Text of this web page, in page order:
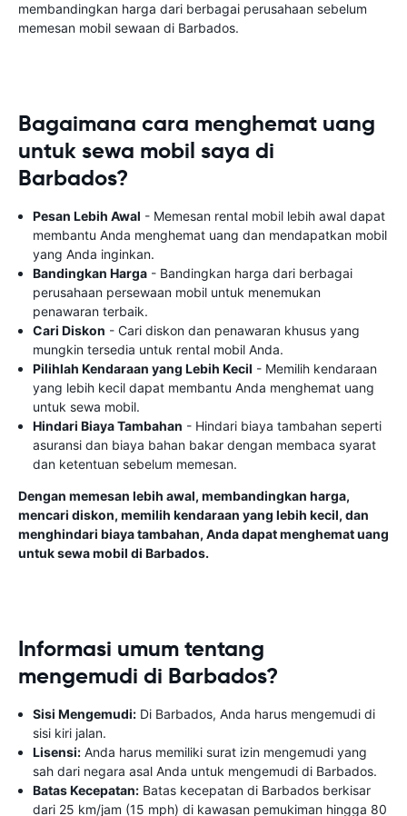
membandingkan harga dari berbagai perusahaan sebelum
memesan mobil sewaan di Barbados.
Bagaimana cara menghemat uang
untuk sewa mobil saya di
Barbados?
Pesan Lebih Awal - Memesan rental mobil lebih awal dapat
membantu Anda menghemat uang dan mendapatkan mobil
yang Anda inginkan.
Bandingkan Harga - Bandingkan harga dari berbagai
perusahaan persewaan mobil untuk menemukan
penawaran terbaik.
Cari Diskon - Cari diskon dan penawaran khusus yang
mungkin tersedia untuk rental mobil Anda.
Pilihlah Kendaraan yang Lebih Kecil - Memilih kendaraan
yang lebih kecil dapat membantu Anda menghemat uang
untuk sewa mobil.
Hindari Biaya Tambahan - Hindari biaya tambahan seperti
asuransi dan biaya bahan bakar dengan membaca syarat
dan ketentuan sebelum memesan.
Dengan memesan lebih awal, membandingkan harga,
mencari diskon, memilih kendaraan yang lebih kecil, dan
menghindari biaya tambahan, Anda dapat menghemat uang
untuk sewa mobil di Barbados.
Informasi umum tentang
mengemudi di Barbados?
Sisi Mengemudi: Di Barbados, Anda harus mengemudi di
sisi kiri jalan.
Lisensi: Anda harus memiliki surat izin mengemudi yang
sah dari negara asal Anda untuk mengemudi di Barbados.
Batas Kecepatan: Batas kecepatan di Barbados berkisar
dari 25 km/jam (15 mph) di kawasan pemukiman hingga 80